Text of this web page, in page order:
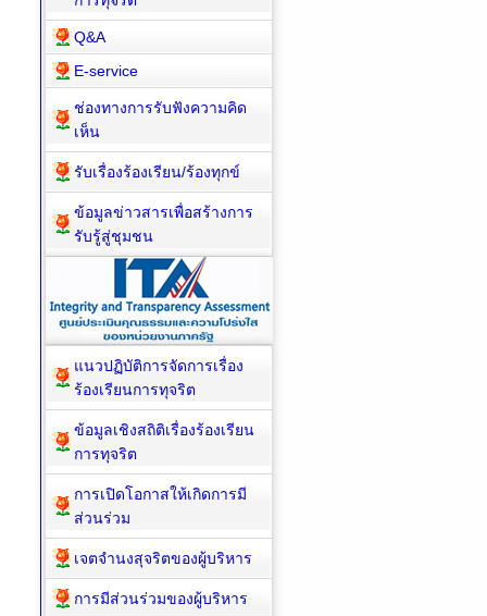
Q&A
E-service
ช่องทางการรับฟังความคิด
เห็น
รับเรื่องร้องเรียน/ร้องทุกข์
ข้อมูลข่าวสารเพื่อสร้างการ
รับรู้สู่ชุมชน
แนวปฏิบัติการจัดการเรื่อง
ร้องเรียนการทุจริต
ข้อมูลเชิงสถิติเรื่องร้องเรียน
การทุจริต
การเปิดโอกาสให้เกิดการมี
ส่วนร่วม
เจตจำนงสุจริตของผู้บริหาร
การมีส่วนร่วมของผู้บริหาร